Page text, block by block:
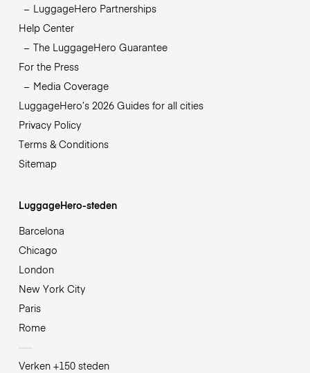
LuggageHero Partnerships
Help Center
The LuggageHero Guarantee
For the Press
Media Coverage
LuggageHero’s 2026 Guides for all cities
Privacy Policy
Terms & Conditions
Sitemap
LuggageHero-steden
Barcelona
Chicago
London
New York City
Paris
Rome
Verken +150 steden